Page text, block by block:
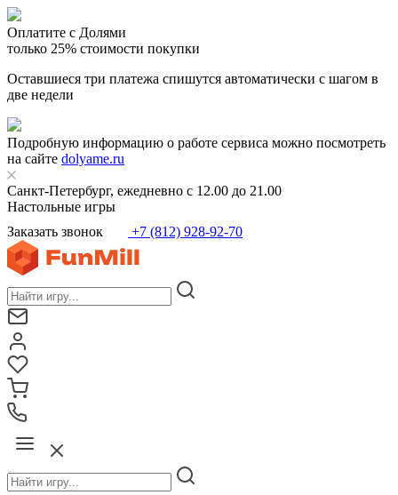
Оплатите с Долями
только 25% стоимости покупки
Оставшиеся три платежа спишутся автоматически с шагом в
две недели
Подробную информацию о работе сервиса можно посмотреть
на сайте dolyame.ru
Санкт-Петербург, ежедневно с 12.00 до 21.00
Настольные игры
Заказать звонок
+7 (812) 928-92-70